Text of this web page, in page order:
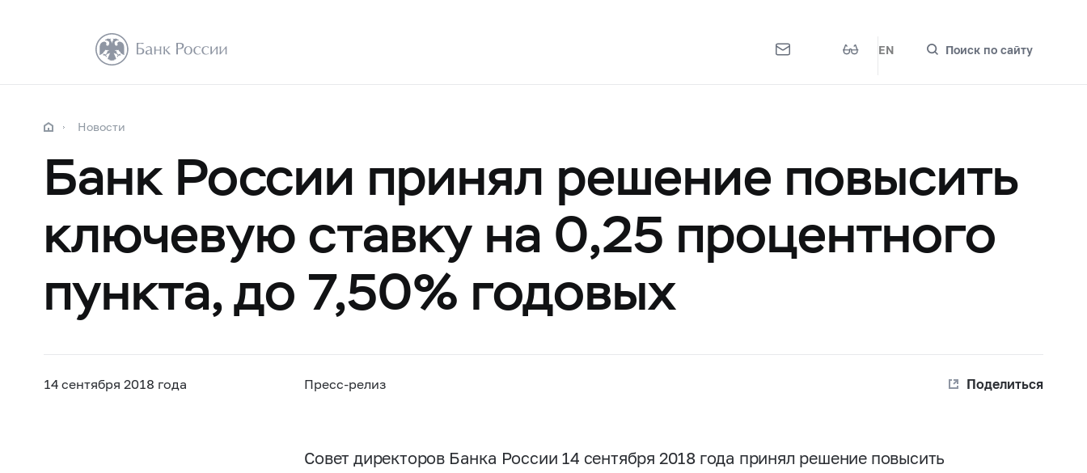
EN Поиск по сайту
Новости
Банк России принял решение повысить
ключевую ставку на 0,25 процентного
пункта, до 7,50% годовых
14 сентября 2018 года Пресс-релиз Поделиться
Совет директоров Банка России 14 сентября 2018 года принял решение повысить